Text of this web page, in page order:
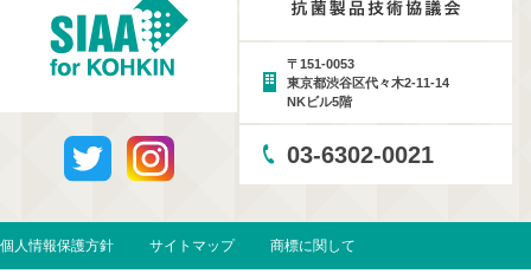
〒151-0053
東京都渋谷区代々木2-11-14
NKビル5階
03-6302-0021
個人情報保護方針 サイトマップ 商標に関して